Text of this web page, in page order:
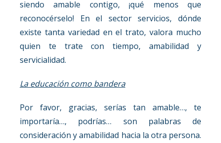
siendo amable contigo, ¡qué menos que
reconocérselo! En el sector servicios, dónde
existe tanta variedad en el trato, valora mucho
quien te trate con tiempo, amabilidad y
servicialidad.
La educación como bandera
Por favor, gracias, serías tan amable…, te
importaría…, podrías… son palabras de
consideración y amabilidad hacia la otra persona.